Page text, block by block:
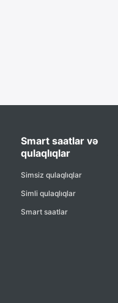
Smart saatlar və
qulaqlıqlar
Simsiz qulaqlıqlar
Simli qulaqlıqlar
Smart saatlar